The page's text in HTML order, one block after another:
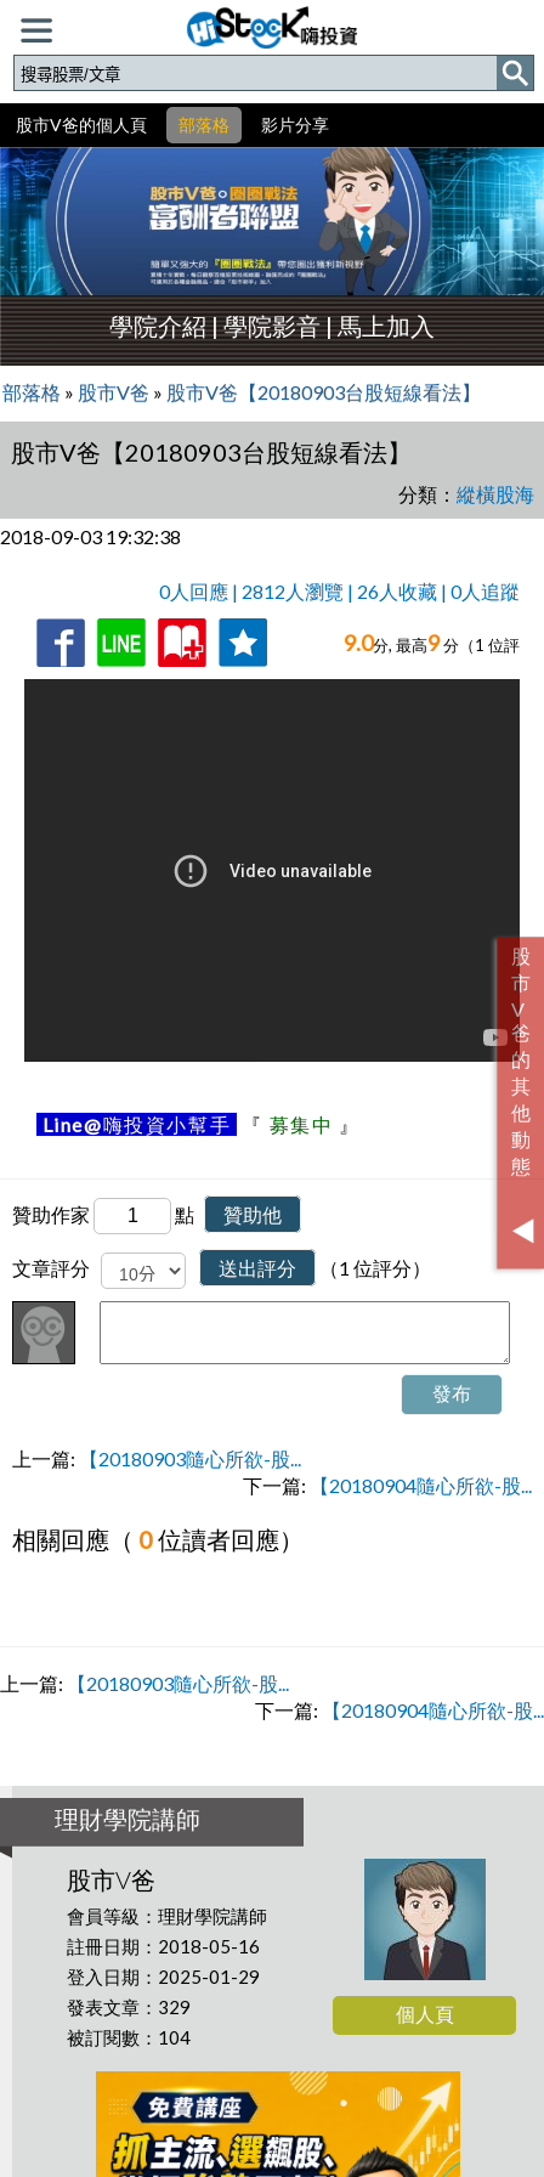
股市V爸的個人頁 部落格 影片分享
學院介紹|學院影音|馬上加入
部落格 » 股市V爸 » 股市V爸【20180903台股短線看法】
股市V爸【20180903台股短線看法】
分類： 縱橫股海
2018-09-03 19:32:38
0人回應 | 2812人瀏覽 | 26人收藏 | 0人追蹤
收 追 9.0分, 最高9分（1 位評
Line@嗨投資小幫手 『 募集中 』
贊助作家 點 贊助他
文章評分 送出評分 （1 位評分）
發布
上一篇:
【20180903隨心所欲-股...
下一篇:
【20180904隨心所欲-股...
相關回應（ 0位讀者回應）
上一篇:
【20180903隨心所欲-股...
下一篇:
【20180904隨心所欲-股...
理財學院講師
股市V爸
會員等級：理財學院講師
註冊日期：2018-05-16
登入日期：2025-01-29
發表文章：329
被訂閱數：104
個人頁